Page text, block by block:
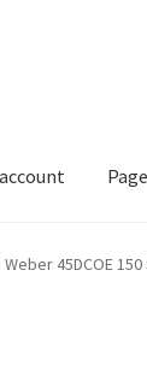
45DCOE